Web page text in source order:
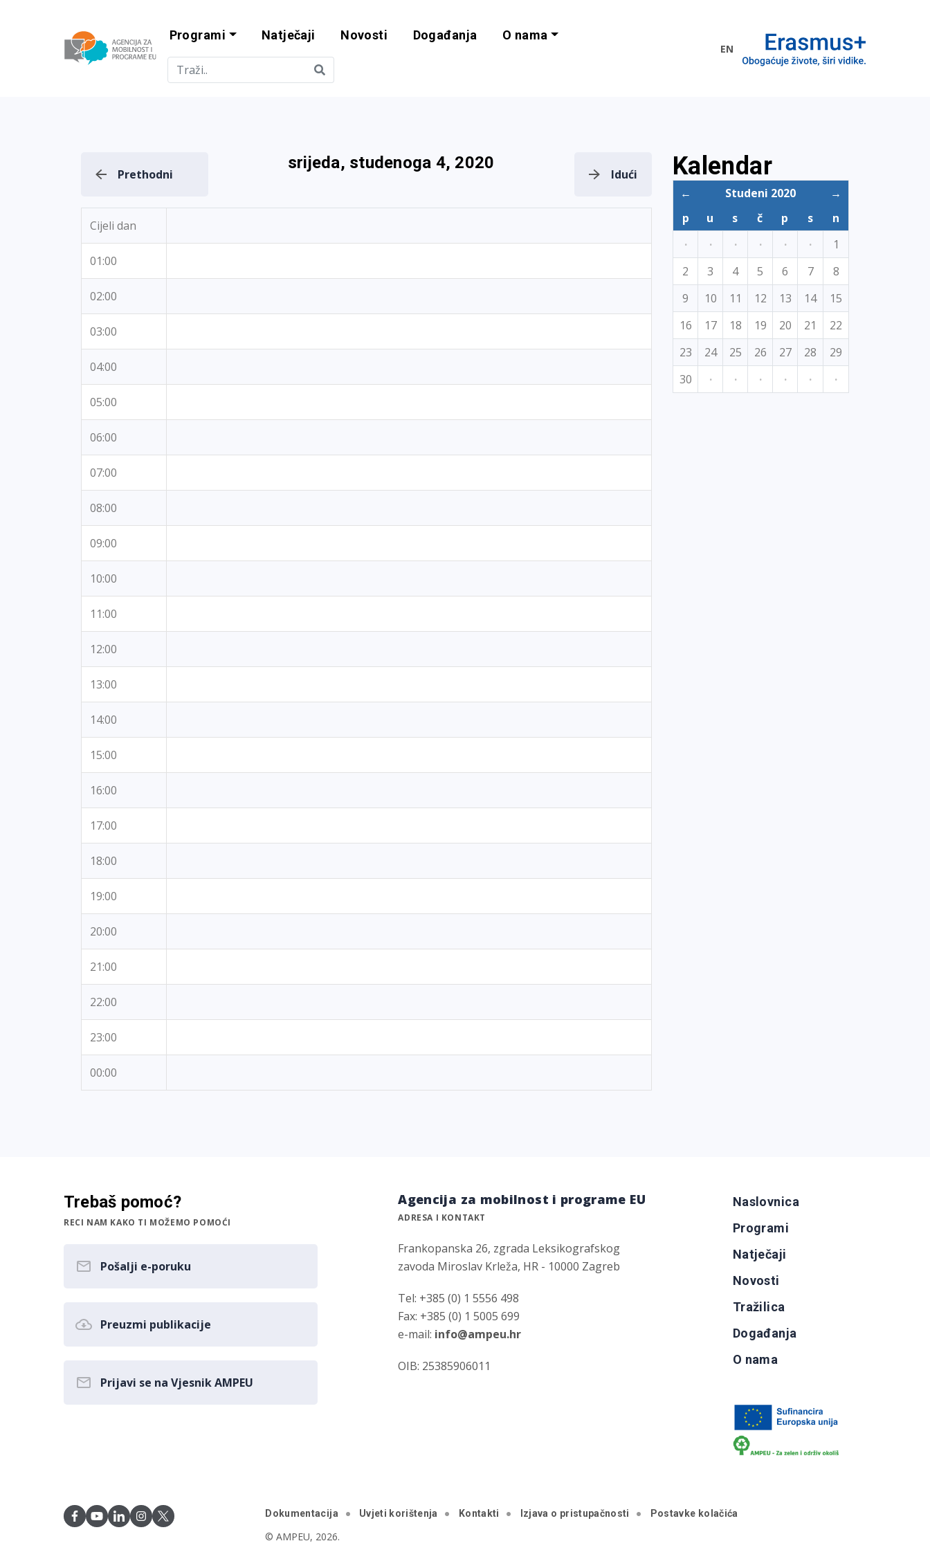
Agencija za mobilnost i programe EU
Programi Natječaji Novosti Događanja O nama
EN
Prethodni
srijeda, studenoga 4, 2020
Idući
Cijeli dan
01:00
02:00
03:00
04:00
05:00
06:00
07:00
08:00
09:00
10:00
11:00
12:00
13:00
14:00
15:00
16:00
17:00
18:00
19:00
20:00
21:00
22:00
23:00
00:00
Kalendar
← Studeni 2020
→
p
u s č p s
n
·
· · · · ·
1
2
3 4 5 6 7
8
9
10 11 12 13 14
15
16
17 18 19 20 21
22
23
24 25 26 27 28
29
30
· · · · · ·
Trebaš pomoć?
RECI NAM KAKO TI MOŽEMO POMOĆI
Pošalji e-poruku
Preuzmi publikacije
Prijavi se na Vjesnik AMPEU
Agencija za mobilnost i programe EU
ADRESA I KONTAKT
Frankopanska 26, zgrada Leksikografskog
zavoda Miroslav Krleža, HR - 10000 Zagreb
Tel: +385 (0) 1 5556 498
Fax: +385 (0) 1 5005 699
e-mail: info@ampeu.hr
OIB: 25385906011
Naslovnica
Programi
Natječaji
Novosti
Tražilica
Događanja
O nama
Dokumentacija Uvjeti korištenja Kontakti Izjava o pristupačnosti Postavke kolačića
© AMPEU, 2026.